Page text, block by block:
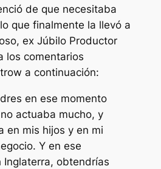
de que necesitaba
que finalmente la llevó a
ex Júbilo Productor
los comentarios
a continuación:
en ese momento
actuaba mucho, y
en mis hijos y en mi
Y en ese
Inglaterra, obtendrías